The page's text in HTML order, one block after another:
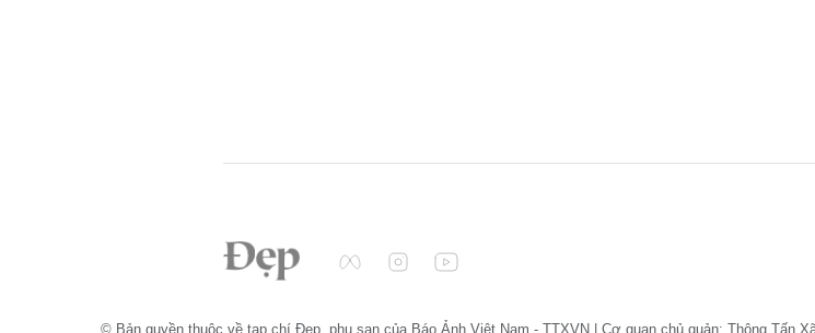
© Bản quyền thuộc về tạp chí Đẹp, phụ san của Báo Ảnh Việt Nam - TTXVN | Cơ quan chủ quản: Thông Tấn